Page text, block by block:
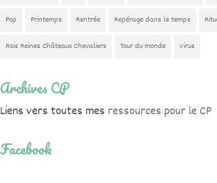
Pop Printemps Rentrée Repérage dans le temps
Rois Reines Châteaux Chevaliers Tour du monde Virus
Archives CP
Liens vers toutes mes ressources pour le CP
Facebook